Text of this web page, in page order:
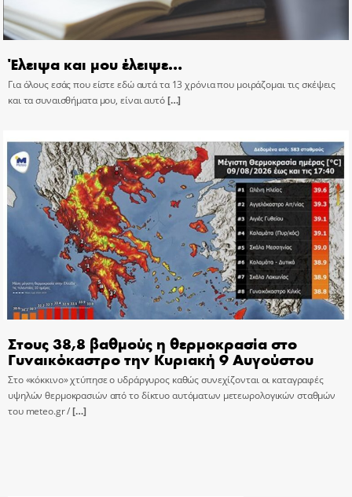
Έλειψα και μου έλειψε…
Για όλους εσάς που είστε εδώ αυτά τα 13 χρόνια που μοιράζομαι τις σκέψεις
και τα συναισθήματα μου, είναι αυτό[…]
Στους 38,8 βαθμούς η θερμοκρασία στο
Γυναικόκαστρο την Κυριακή 9 Αυγούστου
Στο «κόκκινο» χτύπησε ο υδράργυρος καθώς συνεχίζονται οι καταγραφές
υψηλών θερμοκρασιών από το δίκτυο αυτόματων μετεωρολογικών σταθμών
του meteo.gr /[…]